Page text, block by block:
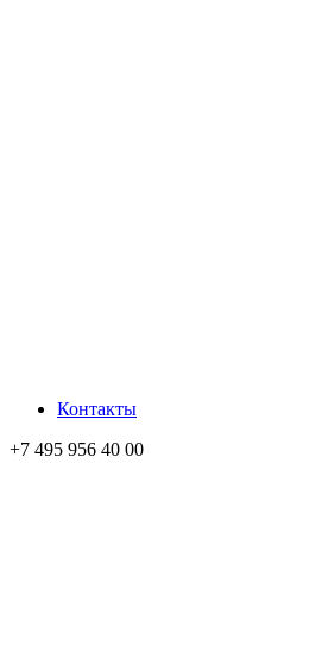
Контакты
+7 495 956 40 00